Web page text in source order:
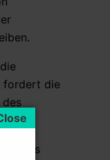
fordert die
des
aus